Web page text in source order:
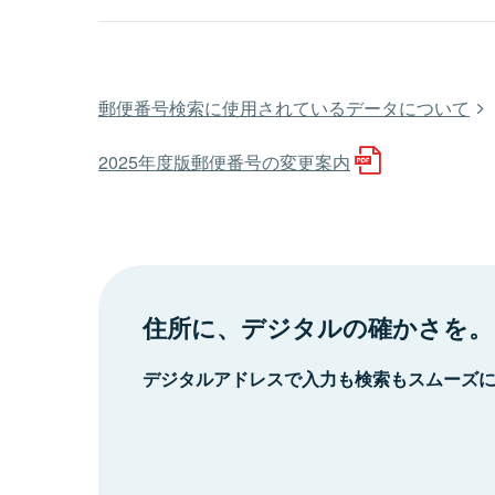
郵便番号検索に使用されているデータについて
2025年度版郵便番号の変更案内
住所に、デジタルの確かさを。
デジタルアドレスで入力も検索もスムーズ